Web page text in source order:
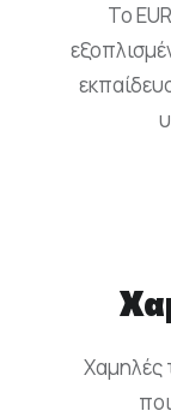
Το
Χαμηλές